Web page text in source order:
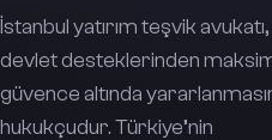
İstanbul yatırım teşvik
devlet desteklerinden
güvence altında
hukukçudur. Türkiye’nin